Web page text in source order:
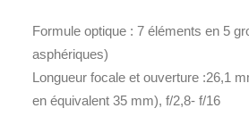
Formule optique : 7 éléments en 5
asphériques)
Longueur focale et ouverture :26,1
en équivalent 35 mm), f/2,8- f/16